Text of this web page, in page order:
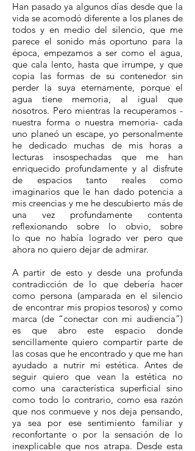
Han pasado ya algunos días desde que la
vida se acomodó diferente a los planes de
todos y en medio del silencio, que me
parece el sonido más oportuno para la
época, empezamos a ser como el agua,
que cala lento, hasta que irrumpe, y que
copia las formas de su contenedor sin
perder la suya eternamente, porque el
agua tiene memoria, al igual que
nosotros. Pero mientras la recuperamos -
nuestra forma o nuestra memoria- cada
uno planeó un escape, yo personalmente
he dedicado muchas de mis horas a
lecturas insospechadas que me han
enriquecido profundamente y al disfrute
de espacios tanto reales como
imaginarios que le han dado potencia a
mis creencias y me he descubierto más de
una vez profundamente contenta
reflexionando sobre lo obvio, sobre
lo que no había logrado ver pero que
ahora no quiero dejar de admirar.
A partir de esto y desde una profunda
contradicción de lo que debería hacer
como persona (amparada en el silencio
de encontrar mis propios tesoros) y como
marca (de “conectar con mi audiencia”)
es que abro este espacio donde
sencillamente quiero compartir parte de
las cosas que he encontrado y que me han
ayudado a nutrir mi estética. Antes de
seguir quiero que vean la estética no
como una característica superficial sino
como todo lo contrario, como esa razón
que nos conmueve y nos deja pensando,
ya sea por ese sentimiento familiar y
reconfortante o por la sensación de lo
inexplicable que nos atrapa. Desde esta